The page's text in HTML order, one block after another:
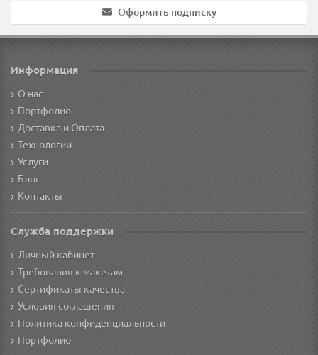
Оформить подписку
Информация
О нас
Портфолио
Доставка и Оплата
Технологии
Услуги
Блог
Контакты
Служба поддержки
Личный кабинет
Требования к макетам
Сертификаты качества
Условия соглашения
Политика конфиденциальности
Портфолио